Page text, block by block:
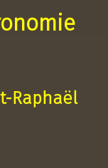
Raphaël